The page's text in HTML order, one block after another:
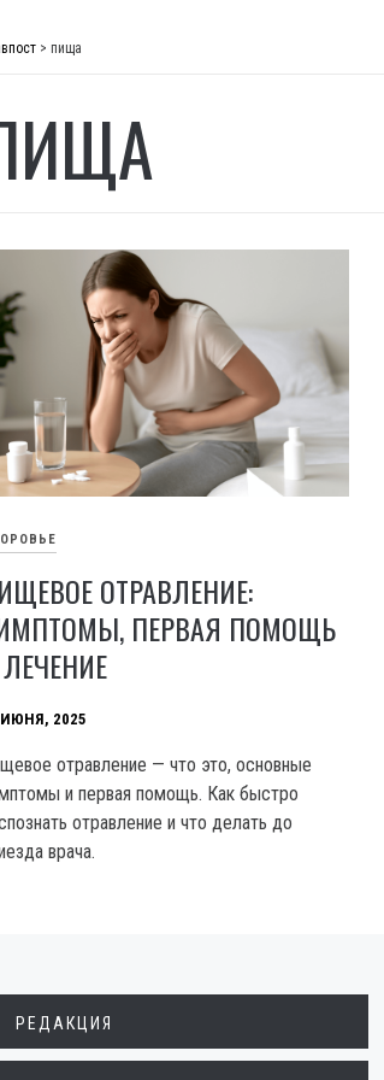
> пища
ОТРАВЛЕНИЕ:
ПЕРВАЯ ПОМОЩЬ
ИЮНЯ, 2025
отравление — что это, основные
и первая помощь. Как быстро
отравление и что делать до
врача.
РЕДАКЦИЯ